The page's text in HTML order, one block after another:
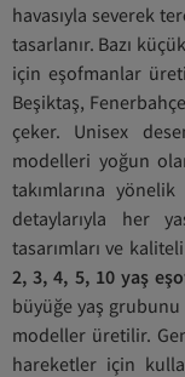
havasıyla severek
tasarlanır. Bazı
için eşofmanlar
Beşiktaş,
çeker. Unisex
modelleri yoğun
takımlarına
detaylarıyla her
tasarımları ve
2, 3, 4, 5, 10 yaş
büyüğe yaş
modeller üretilir.
hareketler için